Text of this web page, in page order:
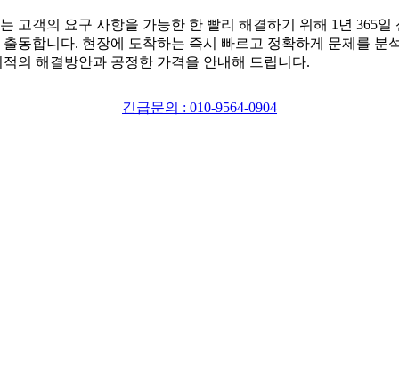
고객의 요구 사항을 가능한 한 빨리 해결하기 위해 1년 365일
출동합니다. 현장에 도착하는 즉시 빠르고 정확하게 문제를 분
적의 해결방안과 공정한 가격을 안내해 드립니다.
긴급문의 : 010-9564-0904